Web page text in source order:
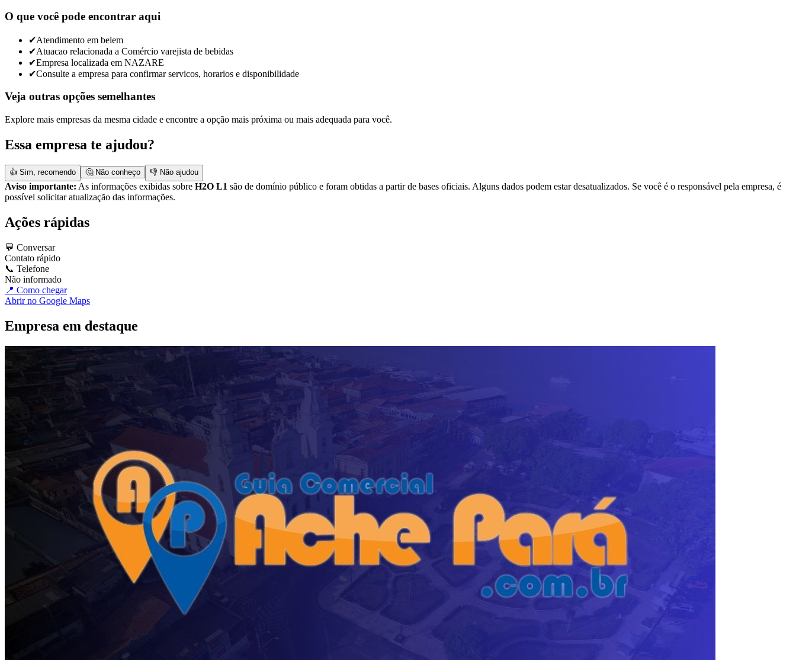
O que você pode encontrar aqui
✔Atendimento em belem
✔Atuacao relacionada a Comércio varejista de bebidas
✔Empresa localizada em NAZARE
✔Consulte a empresa para confirmar servicos, horarios e disponibilidade
Veja outras opções semelhantes
Explore mais empresas da mesma cidade e encontre a opção mais próxima ou mais adequada para você.
Essa empresa te ajudou?
👍 Sim, recomendo 🤔 Não conheço 👎 Não ajudou
Aviso importante: As informações exibidas sobre H2O L1 são de domínio público e foram obtidas a partir de bases oficiais. Alguns dados podem estar desatualizados. Se você é o responsável pela empresa, é
possível solicitar atualização das informações.
Ações rápidas
💬 Conversar
Contato rápido
📞 Telefone
Não informado
📍 Como chegar
Abrir no Google Maps
Empresa em destaque